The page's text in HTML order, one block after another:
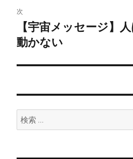
ゲ
ー
シ
ン
次
の
稿:
【宇宙メッセージ】
動かない
検
索: